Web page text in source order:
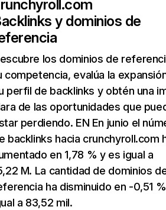
y dominios de
los dominios de
competencia, evalúa la
perfil de backlinks y obtén una
de las oportunidades que
perdiendo. EN En junio el
backlinks hacia crunchyroll.com
en 1,78 % y es igual a
M. La cantidad de dominios
ha disminuido en -0,51
a 83,52 mil.